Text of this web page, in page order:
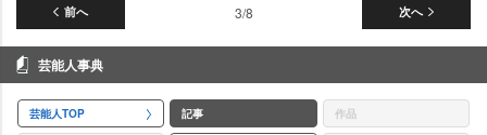
前へ 次へ
3/8
芸能人事典
芸能人TOP 記事 作品